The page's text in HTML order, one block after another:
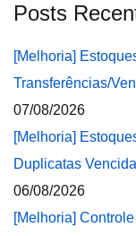
Posts
[Melhoria]
Transferências/
07/08/2026
[Melhoria]
Duplicatas
06/08/2026
[Melhoria]